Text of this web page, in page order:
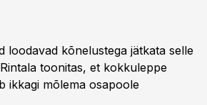
loodavad kõnelustega jätkata selle
toonitas, et kokkuleppe
ikkagi mõlema osapoole